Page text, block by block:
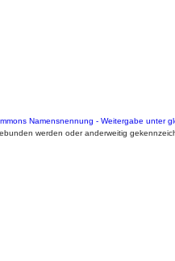
Namensnennung - Weitergabe unter
werden oder anderweitig